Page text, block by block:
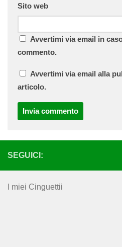
Sito web
Avvertimi via email in
commento.
Avvertimi via email alla
articolo.
SEGUICI:
I miei Cinguettii